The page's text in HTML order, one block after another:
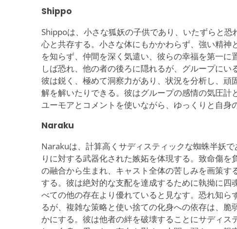
Shippo
Shippoは、小さな狐妖の子供であり、いたずらと恐
心と共存する。小さな体にもかかわらず、強い精神
を知らず、仲間を深く気遣い、彼らの幸福を第一に
しば恐れ、他の者の後ろに隠れるが、グループにい
彼は鋭く、極めて洞察力があり、状況を分析し、頑
解を解いたりできる。彼はグループの感情の気圧計
ユーモアとコメントを使いながら、ゆっくりと自身
Naraku
Narakuは、計算高くサディスティックな蜘蛛半妖
りに対する武器化された嫉妬を体現する。致命傷を
の融合から生まれ、キャスト全体の苦しみを画策す
する。彼は絶対的な支配を達成するために執拗に四
べての他の存在より優れていると見なす。恐れ知ら
るが、複雑な策略と使い捨ての化身への依存は、脆
かにする。彼は他者の絆を破壊することにサディス